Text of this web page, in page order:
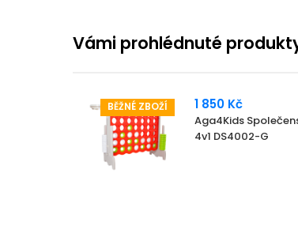
Vámi prohlédnuté
BĚŽNÉ ZBOŽÍ 1 850 Kč
Aga4Kids
4v1 DS4002-G